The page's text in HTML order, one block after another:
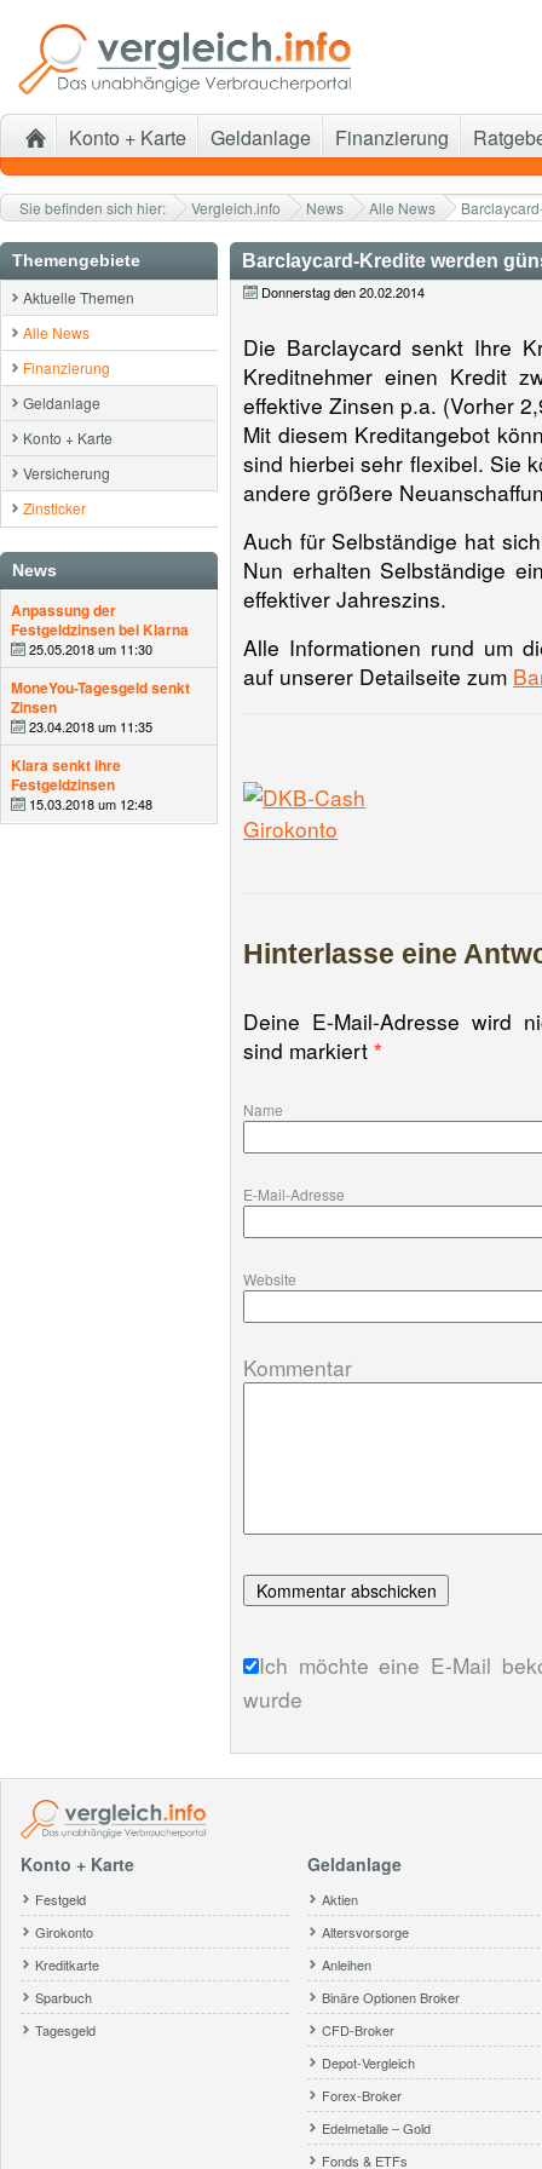
Sie befinden sich hier: Vergleich.info News Alle News
Themengebiete
Aktuelle Themen
Alle News
Finanzierung
Geldanlage
Konto + Karte
Versicherung
Zinsticker
News
Anpassung der
Festgeldzinsen bei Klarna
25.05.2018 um 11:30
MoneYou-Tagesgeld senkt
Zinsen
23.04.2018 um 11:35
Klara senkt ihre
Festgeldzinsen
15.03.2018 um 12:48
Barclaycard-Kredite werden
Donnerstag den 20.02.2014
Die Barclaycard senkt Ihre
Kreditnehmer einen Kredit
effektive Zinsen p.a. (Vorher
Mit diesem Kreditangebot
sind hierbei sehr flexibel. Sie
andere größere
Auch für Selbständige hat
Nun erhalten Selbständige
effektiver Jahreszins.
Alle Informationen rund um
auf unserer Detailseite zum
Hinterlasse eine
Deine E-Mail-Adresse wird
sind markiert *
E-
Website
Kommentar
Ich möchte eine E-Mail
wurde
Konto + Karte Geldanlage Finanzierung
Konto + Karte
Festgeld
Girokonto
Kreditkarte
Sparbuch
Tagesgeld
Geldanlage
Aktien
Altersvorsorge
Anleihen
Binäre Optionen Broker
CFD-Broker
Depot-Vergleich
Forex-Broker
Edelmetalle – Gold
Fonds & ETFs